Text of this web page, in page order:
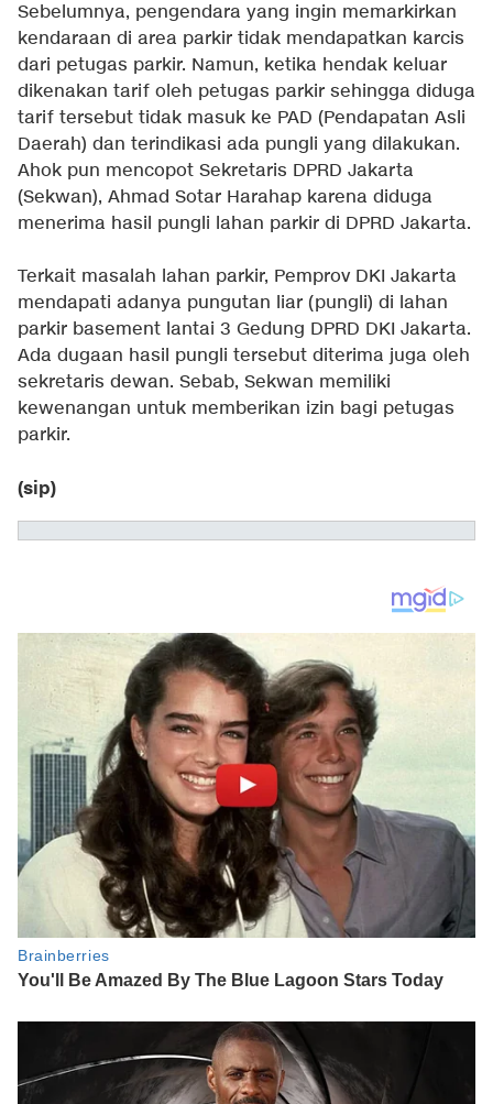
Sebelumnya, pengendara yang ingin memarkirkan
kendaraan di area parkir tidak mendapatkan karcis
dari petugas parkir. Namun, ketika hendak keluar
dikenakan tarif oleh petugas parkir sehingga diduga
tarif tersebut tidak masuk ke PAD (Pendapatan Asli
Daerah) dan terindikasi ada pungli yang dilakukan.
Ahok pun mencopot Sekretaris DPRD Jakarta
(Sekwan), Ahmad Sotar Harahap karena diduga
menerima hasil pungli lahan parkir di DPRD Jakarta.
Terkait masalah lahan parkir, Pemprov DKI Jakarta
mendapati adanya pungutan liar (pungli) di lahan
parkir basement lantai 3 Gedung DPRD DKI Jakarta.
Ada dugaan hasil pungli tersebut diterima juga oleh
sekretaris dewan. Sebab, Sekwan memiliki
kewenangan untuk memberikan izin bagi petugas
parkir.
(sip)